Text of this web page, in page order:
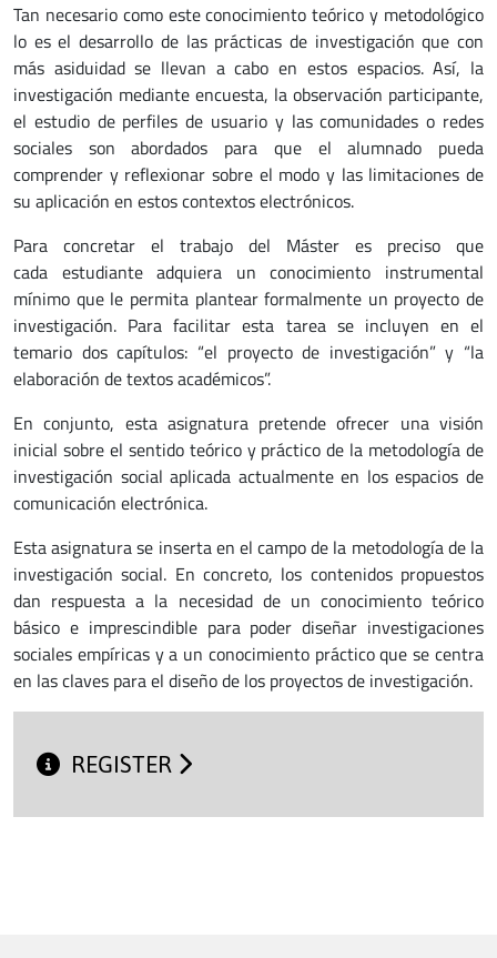
Tan necesario como este conocimiento teórico y metodológico
lo es el desarrollo de las prácticas de investigación que con
más asiduidad se llevan a cabo en estos espacios. Así, la
investigación mediante encuesta, la observación participante,
el estudio de perfiles de usuario y las comunidades o redes
sociales son abordados para que el alumnado pueda
comprender y reflexionar sobre el modo y las limitaciones de
su aplicación en estos contextos electrónicos.
Para concretar el trabajo del Máster es preciso que
cada estudiante adquiera un conocimiento instrumental
mínimo que le permita plantear formalmente un proyecto de
investigación. Para facilitar esta tarea se incluyen en el
temario dos capítulos: “el proyecto de investigación” y “la
elaboración de textos académicos”.
En conjunto, esta asignatura pretende ofrecer una visión
inicial sobre el sentido teórico y práctico de la metodología de
investigación social aplicada actualmente en los espacios de
comunicación electrónica.
Esta asignatura se inserta en el campo de la metodología de la
investigación social. En concreto, los contenidos propuestos
dan respuesta a la necesidad de un conocimiento teórico
básico e imprescindible para poder diseñar investigaciones
sociales empíricas y a un conocimiento práctico que se centra
en las claves para el diseño de los proyectos de investigación.
REGISTER